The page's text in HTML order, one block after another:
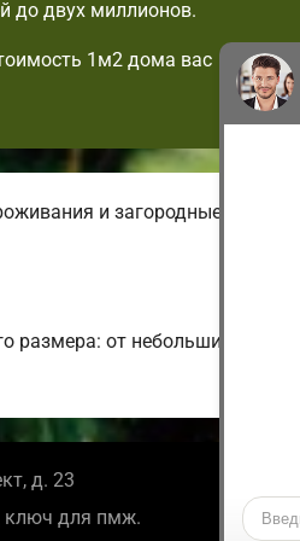
до двух миллионов.
1м2 дома вас
и загородные. На
от небольших
д. 23
ключ для пмж.